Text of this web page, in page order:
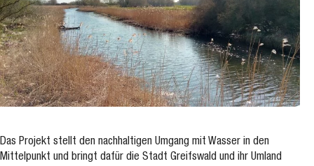
Das Projekt stellt den nachhaltigen Umgang mit Wasser in den
Mittelpunkt und bringt dafür die Stadt Greifswald und ihr Umland